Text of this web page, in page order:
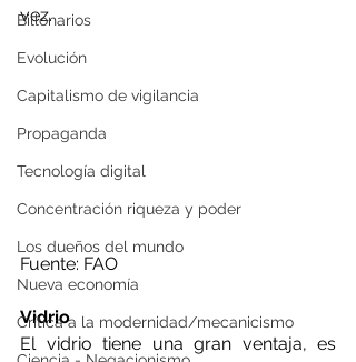
Billonarios
Evolución
Capitalismo de vigilancia
Propaganda
Tecnología digital
Concentración riqueza y poder
Los dueños del mundo
Nueva economía
Crítica a la modernidad/mecanicismo
vez.
Fuente: FAO
Vidrio
El vidrio tiene una gran ventaja, es